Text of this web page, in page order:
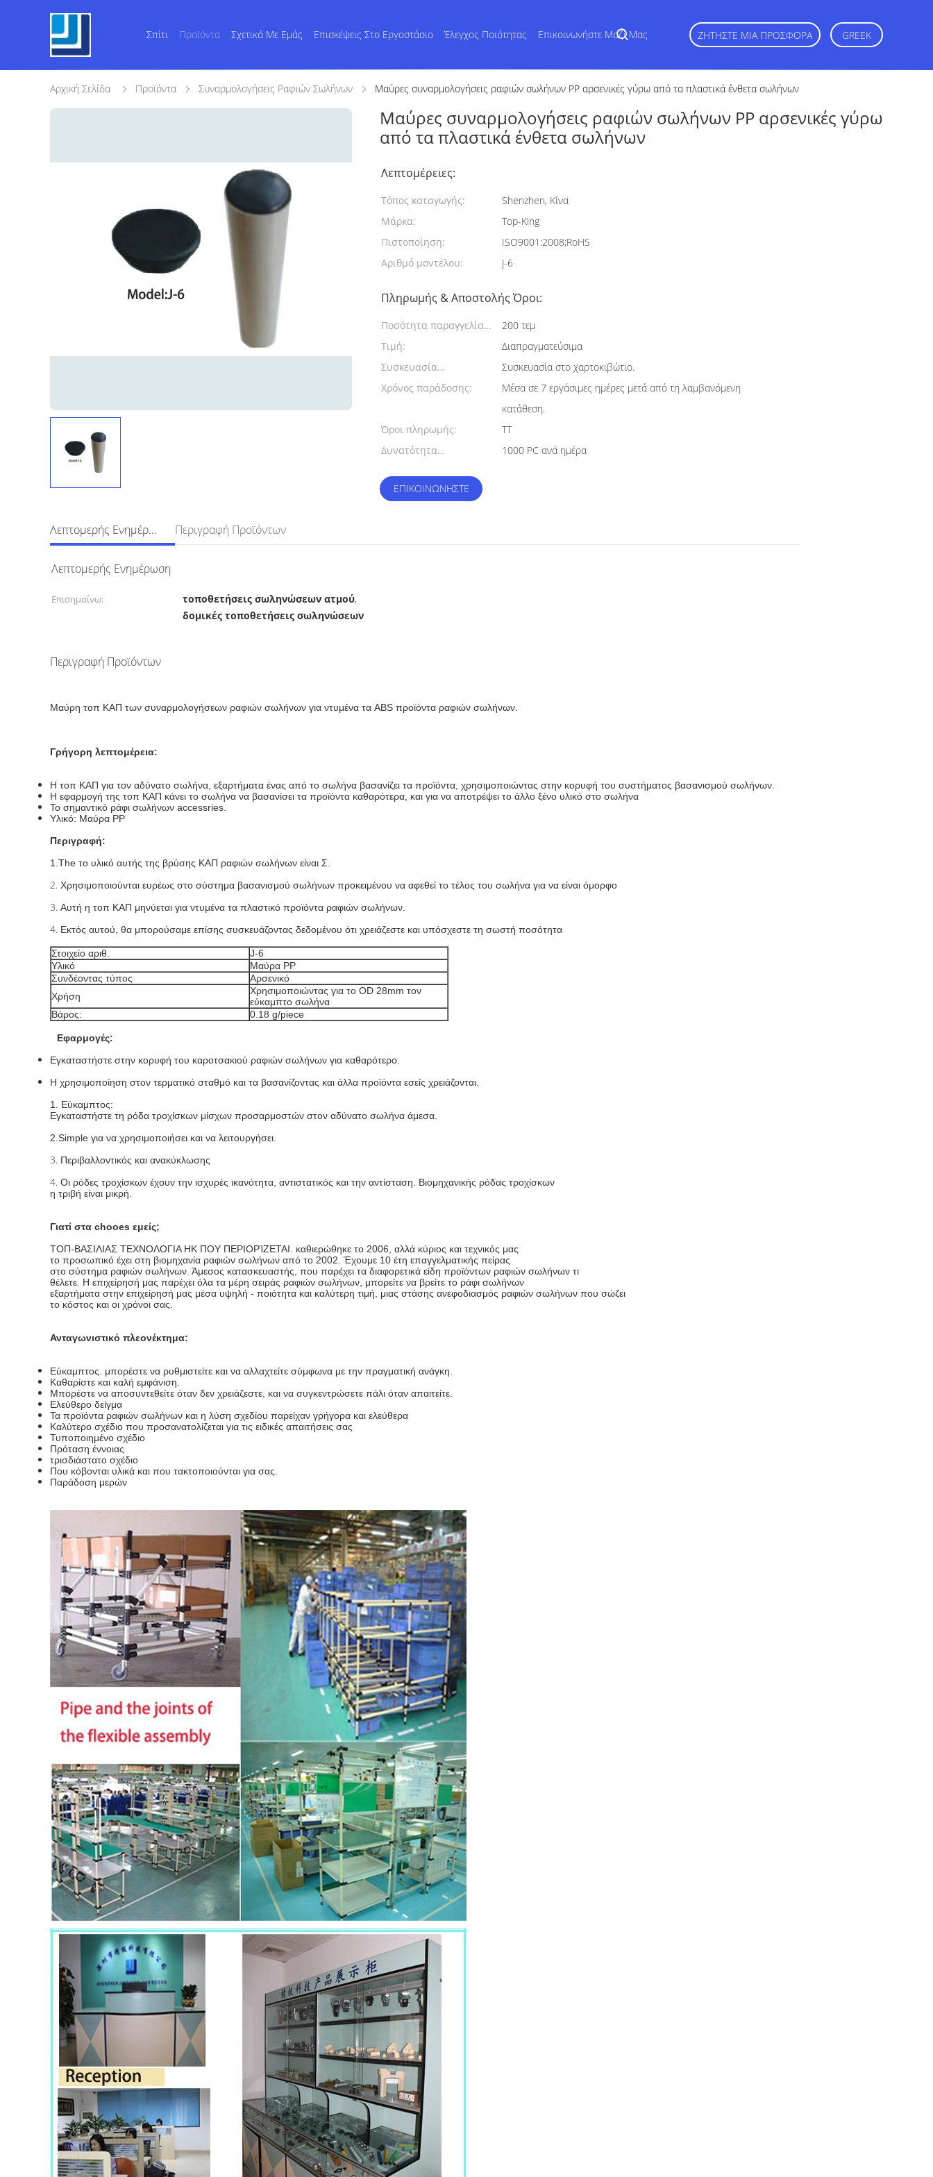
Σπίτι Προϊόντα Σχετικά Με Εμάς Επισκέψεις Στο Εργοστάσιο Έλεγχος Ποιότητας Επικοινωνήστε Μαζί Μας ΖΗΤΉΣΤΕ ΜΙΑ ΠΡΟΣΦΟΡΆ GREEK
Αρχική Σελίδα Προϊόντα Συναρμολογήσεις Ραφιών Σωλήνων Μαύρες συναρμολογήσεις ραφιών σωλήνων PP αρσενικές γύρω από τα πλαστικά ένθετα σωλήνων
Μαύρες συναρμολογήσεις ραφιών σωλήνων PP αρσενικές γύρω
από τα πλαστικά ένθετα σωλήνων
Λεπτομέρειες:
Τόπος καταγωγής:
Shenzhen, Κίνα
Μάρκα:
Top-King
Πιστοποίηση:
ISO9001:2008;RoHS
Αριθμό μοντέλου:
J-6
Πληρωμής & Αποστολής Όροι:
Ποσότητα παραγγελίας
min:
200 τεμ
Τιμή:
Διαπραγματεύσιμα
Συσκευασία
λεπτομέρειες:
Συσκευασία στο χαρτοκιβώτιο.
Χρόνος παράδοσης:
Μέσα σε 7 εργάσιμες ημέρες μετά από τη λαμβανόμενη
κατάθεση.
Όροι πληρωμής:
TT
Δυνατότητα
1000 PC ανά ημέρα
ΕΠΙΚΟΙΝΩΝΉΣΤΕ
Λεπτομερής Ενημέρωση Περιγραφή Προϊόντων
Λεπτομερής Ενημέρωση
Επισημαίνω: τοποθετήσεις σωληνώσεων ατμού,
δομικές τοποθετήσεις σωληνώσεων
Περιγραφή Προϊόντων
Μαύρη τοπ ΚΑΠ των συναρμολογήσεων ραφιών σωλήνων για ντυμένα τα ABS προϊόντα ραφιών σωλήνων.
Γρήγορη λεπτομέρεια:
Η τοπ ΚΑΠ για τον αδύνατο σωλήνα, εξαρτήματα ένας από το σωλήνα βασανίζει τα προϊόντα, χρησιμοποιώντας στην κορυφή του συστήματος βασανισμού σωλήνων.
Η εφαρμογή της τοπ ΚΑΠ κάνει το σωλήνα να βασανίσει τα προϊόντα καθαρότερα, και για να αποτρέψει το άλλο ξένο υλικό στο σωλήνα
Το σημαντικό ράφι σωλήνων accessries.
Υλικό: Μαύρα PP
Περιγραφή:
1.The το υλικό αυτής της βρύσης ΚΑΠ ραφιών σωλήνων είναι Σ.
2. Χρησιμοποιούνται ευρέως στο σύστημα βασανισμού σωλήνων προκειμένου να αφεθεί το τέλος του σωλήνα για να είναι όμορφο
3. Αυτή η τοπ ΚΑΠ μηνύεται για ντυμένα τα πλαστικό προϊόντα ραφιών σωλήνων.
4. Εκτός αυτού, θα μπορούσαμε επίσης συσκευάζοντας δεδομένου ότι χρειάζεστε και υπόσχεστε τη σωστή ποσότητα
Στοιχείο αριθ.
J-6
Υλικό
Μαύρα PP
Συνδέοντας τύπος
Αρσενικό
Χρήση
Χρησιμοποιώντας για το OD 28mm τον
εύκαμπτο σωλήνα
Βάρος:
0.18 g/piece
Εφαρμογές:
Εγκαταστήστε στην κορυφή του καροτσακιού ραφιών σωλήνων για καθαρότερο.
Η χρησιμοποίηση στον τερματικό σταθμό και τα βασανίζοντας και άλλα προϊόντα εσείς χρειάζονται.
1. Εύκαμπτος:
Εγκαταστήστε τη ρόδα τροχίσκων μίσχων προσαρμοστών στον αδύνατο σωλήνα άμεσα.
2.Simple για να χρησιμοποιήσει και να λειτουργήσει.
3. Περιβαλλοντικός και ανακύκλωσης
4. Οι ρόδες τροχίσκων έχουν την ισχυρές ικανότητα, αντιστατικός και την αντίσταση. Βιομηχανικής ρόδας τροχίσκων
η τριβή είναι μικρή.
Γιατί στα chooes εμείς;
ΤΟΠ-ΒΑΣΙΛΙΑΣ ΤΕΧΝΟΛΟΓΙΑ HK ΠΟΥ ΠΕΡΙΟΡΊΖΕΤΑΙ. καθιερώθηκε το 2006, αλλά κύριος και τεχνικός μας
το προσωπικό έχει στη βιομηχανία ραφιών σωλήνων από το 2002. Έχουμε 10 έτη επαγγελματικής πείρας
στο σύστημα ραφιών σωλήνων. Άμεσος κατασκευαστής, που παρέχει τα διαφορετικά είδη προϊόντων ραφιών σωλήνων τι
θέλετε. Η επιχείρησή μας παρέχει όλα τα μέρη σειράς ραφιών σωλήνων, μπορείτε να βρείτε το ράφι σωλήνων
εξαρτήματα στην επιχείρησή μας μέσα υψηλή - ποιότητα και καλύτερη τιμή, μιας στάσης ανεφοδιασμός ραφιών σωλήνων που σώζει
το κόστος και οι χρόνοι σας.
Ανταγωνιστικό πλεονέκτημα:
Εύκαμπτος. μπορέστε να ρυθμιστείτε και να αλλαχτείτε σύμφωνα με την πραγματική ανάγκη.
Καθαρίστε και καλή εμφάνιση.
Μπορέστε να αποσυντεθείτε όταν δεν χρειάζεστε, και να συγκεντρώσετε πάλι όταν απαιτείτε.
Ελεύθερο δείγμα
Τα προϊόντα ραφιών σωλήνων και η λύση σχεδίου παρείχαν γρήγορα και ελεύθερα
Καλύτερο σχέδιο που προσανατολίζεται για τις ειδικές απαιτήσεις σας
Τυποποιημένο σχέδιο
Πρόταση έννοιας
τρισδιάστατο σχέδιο
Που κόβονται υλικά και που τακτοποιούνται για σας.
Παράδοση μερών